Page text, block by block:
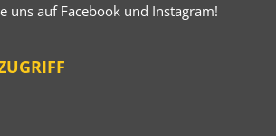
uns aufFacebookund Instagram!